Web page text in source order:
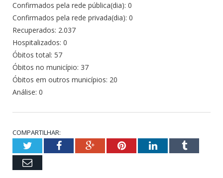
Confirmados pela rede pública(dia): 0
Confirmados pela rede privada(dia): 0
Recuperados: 2.037
Hospitalizados: 0
Óbitos total: 57
Óbitos no município: 37
Óbitos em outros municípios: 20
Análise: 0
COMPARTILHAR:
TwitterFacebookGoogle+Pinterest
LinkedIn
Email